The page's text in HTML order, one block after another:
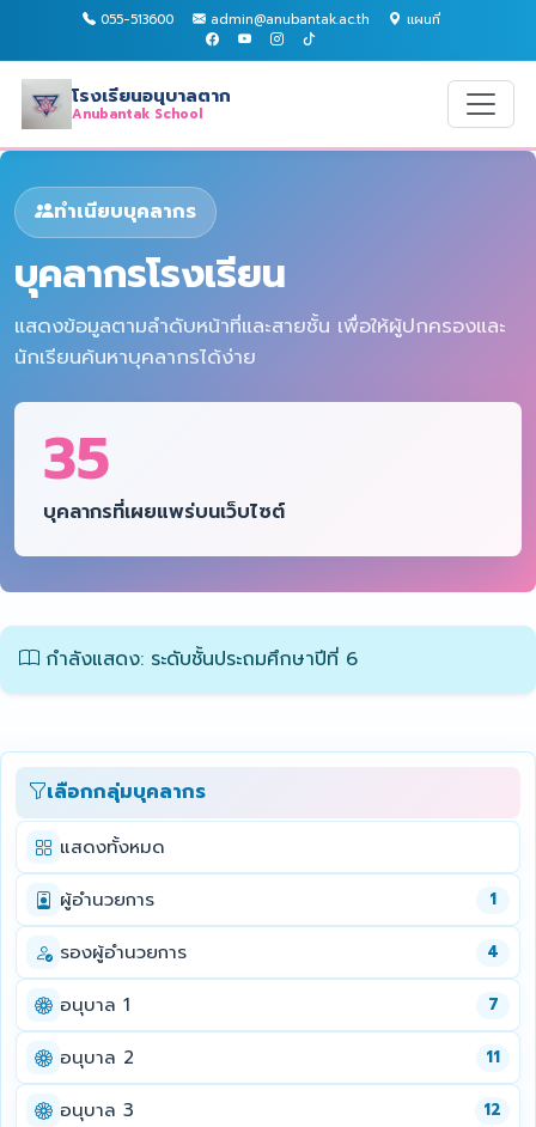
055-513600 admin@anubantak.ac.th แผนที่
โรงเรียนอนุบาลตาก
Anubantak School
ทำเนียบบุคลากร
บุคลากรโรงเรียน
แสดงข้อมูลตามลำดับหน้าที่และสายชั้น เพื่อให้ผู้ปกครองและ
นักเรียนค้นหาบุคลากรได้ง่าย
35
บุคลากรที่เผยแพร่บนเว็บไซต์
เลือกกลุ่มบุคลากร
แสดงทั้งหมด
ผู้อำนวยการ
1
รองผู้อำนวยการ 4
อนุบาล 1 7
อนุบาล 2 11
อนุบาล 3 12
กำลังแสดง: ระดับชั้นประถมศึกษาปีที่ 6